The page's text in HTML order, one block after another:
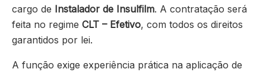
cargo de Instalador de Insulfilm. A contratação será
feita no regime CLT – Efetivo, com todos os direitos
garantidos por lei.
A função exige experiência prática na aplicação de